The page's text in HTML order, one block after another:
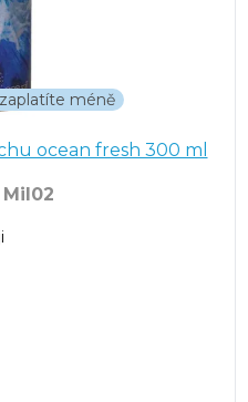
méně
ocean fresh 300 ml
Mil02